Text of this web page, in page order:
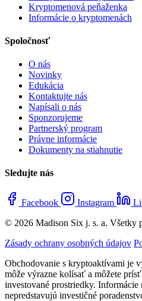
Kryptomenová peňaženka
Informácie o kryptomenách
Spoločnosť
O nás
Novinky
Edukácia
Kontaktujte nás
Napísali o nás
Sponzorujeme
Partnerský program
Právne informácie
Dokumenty na stiahnutie
Sledujte nás
Facebook Instagram
© 2026 Madison Six j. s. a. Všetky
Zásady ochrany osobných údajov
Obchodovanie s kryptoaktívami je
môže výrazne kolísať a môžete
investované prostriedky. Informácie
nepredstavujú investičné